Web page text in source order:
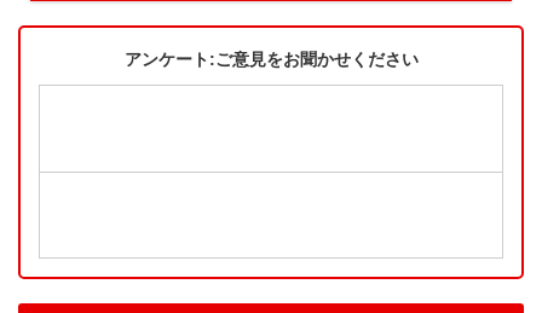
アンケート:ご意見をお聞かせください